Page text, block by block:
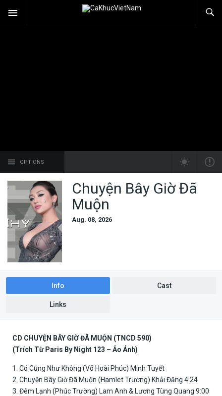
OPTIONS
Chuyện Bây Giờ Đã
Muộn
Aug. 08, 2026
Info Cast
Links
CD CHUYỆN BÂY GIỜ ĐÃ MUỘN (TNCD 590)
(Trích Từ Paris By Night 123 – Ảo Ảnh)
1. Có Cũng Như Không (Võ Hoài Phúc) Minh Tuyết
2. Chuyện Bây Giờ Đã Muộn (Hamlet Trương) Khải Đăng 4:24
3. Đêm Lạnh (Phúc Trường) Lam Anh & Lương Tùng Quang 9:00